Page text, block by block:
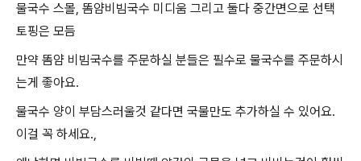
물국수 스몰, 똠얌비빔국수 미디움 그리고 둘다 중간면으로 선택
토핑은 모듬
만약 똠얌 비빔국수를 주문하실 분들은 필수로 물국수를 주문하시
는게 좋아요.
물국수 양이 부담스러울것 같다면 국물만도 추가하실 수 있어요.
이걸 꼭 하세요.,